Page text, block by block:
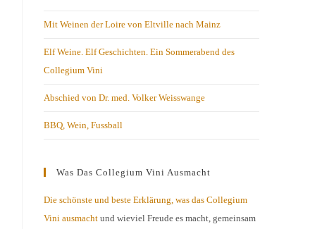
Mit Weinen der Loire von Eltville nach Mainz
Elf Weine. Elf Geschichten. Ein Sommerabend des
Collegium Vini
Abschied von Dr. med. Volker Weisswange
BBQ, Wein, Fussball
Was Das Collegium Vini Ausmacht
Die schönste und beste Erklärung, was das Collegium
Vini ausmacht und wieviel Freude es macht, gemeinsam